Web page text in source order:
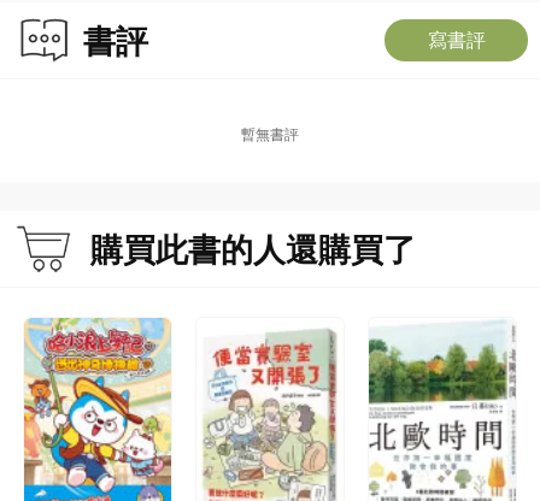
書評 寫書評
暫無書評
購買此書的人還購買了